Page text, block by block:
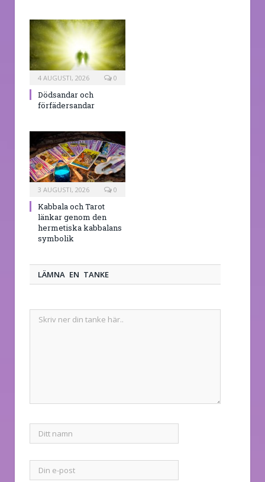
4 AUGUSTI, 2026 0
Dödsandar och
förfädersandar
3 AUGUSTI, 2026 0
Kabbala och Tarot
länkar genom den
hermetiska kabbalans
symbolik
LÄMNA EN TANKE